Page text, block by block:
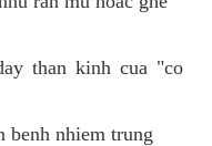
than kinh cua "co
benh nhiem trung